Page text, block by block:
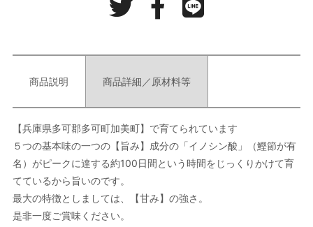
商品説明 商品詳細／原材料等
【兵庫県多可郡多可町加美町】で育てられています
５つの基本味の一つの【旨み】成分の「イノシン酸」（鰹節が有
名）がピークに達する約100日間という時間をじっくりかけて育
てているから旨いのです。
最大の特徴としましては、【甘み】の強さ。
是非一度ご賞味ください。